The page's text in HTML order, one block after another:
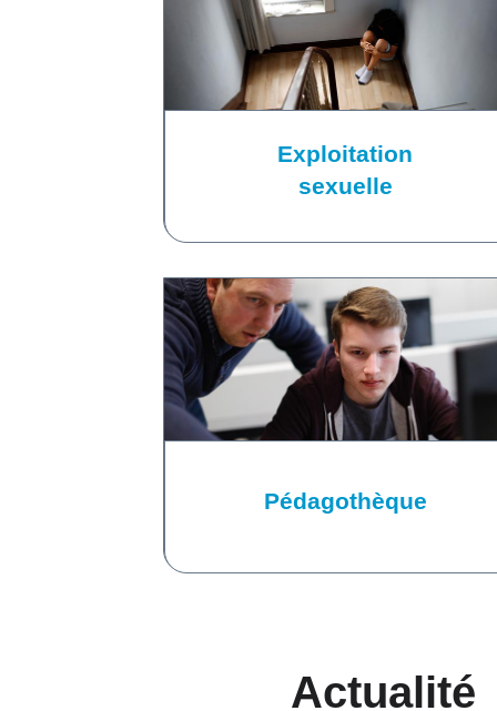
Exploitation
sexuelle
Pédagothèque
Actualité